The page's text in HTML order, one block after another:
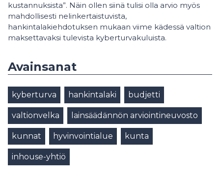
kustannuksista”. Näin ollen siinä tulisi olla arvio myös
mahdollisesti nelinkertaistuvista,
hankintalakiehdotuksen mukaan viime kädessä valtion
maksettavaksi tulevista kyberturvakuluista.
Avainsanat
kyberturva hankintalaki budjetti
valtionvelka lainsäädännön arviointineuvosto
kunnat hyvinvointialue kunta
inhouse-yhtiö